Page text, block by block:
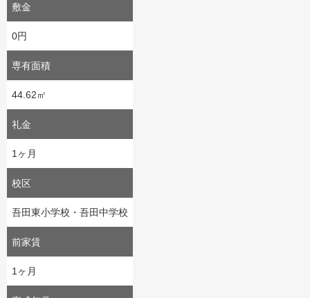
敷金
0円
専有面積
44.62㎡
礼金
1ヶ月
校区
吾田東小学校・吾田中学校
前家賃
1ヶ月